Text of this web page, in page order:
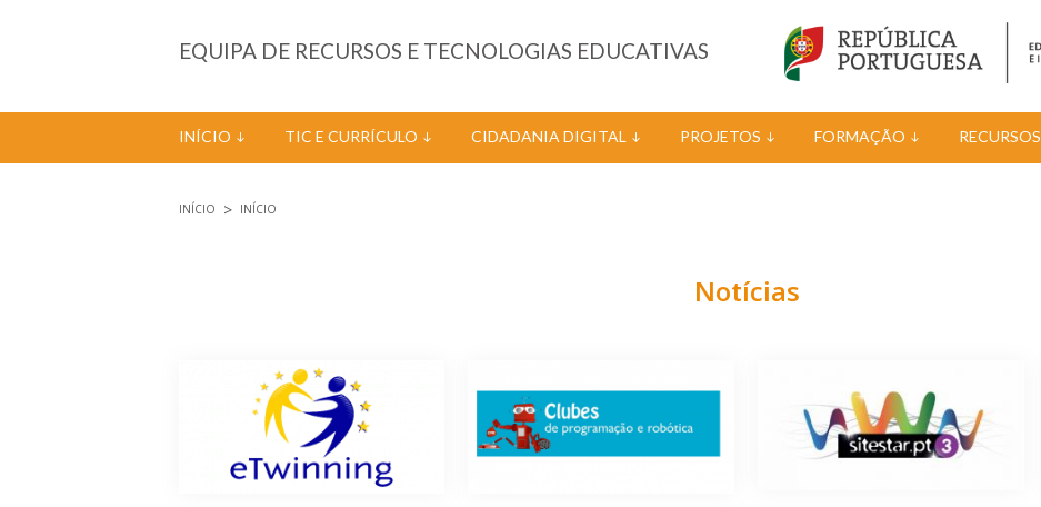
EQUIPA DE RECURSOS E TECNOLOGIAS EDUCATIVAS
INÍCIO TIC E CURRÍCULO CIDADANIA DIGITAL PROJETOS FORMAÇÃO RECURSOS
INÍCIO INÍCIO
Notícias
Páginas